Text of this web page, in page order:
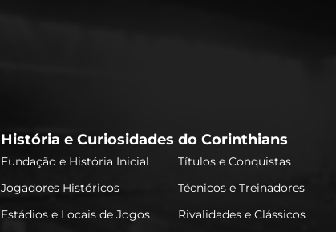
História e Curiosidades do Corinthians
Fundação e História Inicial
Títulos e Conquistas
Jogadores Históricos
Técnicos e Treinadores
Estádios e Locais de Jogos
Rivalidades e Clássicos